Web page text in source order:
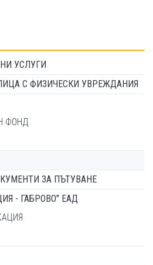
УСЛУГИ
С ФИЗИЧЕСКИ УВРЕЖДАНИЯ
ФОНД
ЗА ПЪТУВАНЕ
- ГАБРОВО" ЕАД